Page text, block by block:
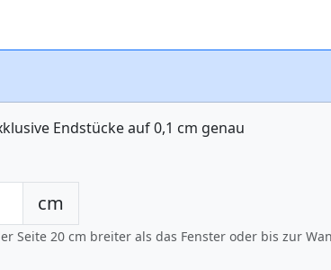
Endstücke auf 0,1 cm genau
cm
Seite 20 cm breiter als das Fenster oder bis zur